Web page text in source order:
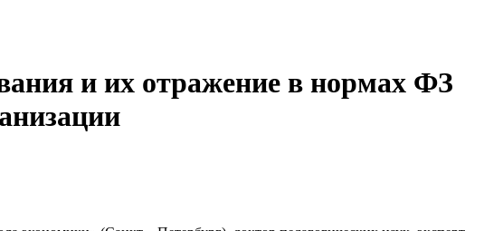
и их отражение в нормах ФЗ